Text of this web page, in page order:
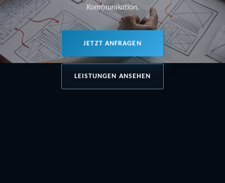
Kommunikation.
JETZT ANFRAGEN
LEISTUNGEN ANSEHEN